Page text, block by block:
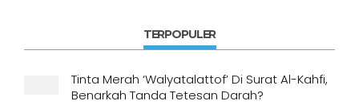
TERPOPULER
Tinta Merah ‘Walyatalattof’ Di Surat Al-Kahfi,
Benarkah Tanda Tetesan Darah?